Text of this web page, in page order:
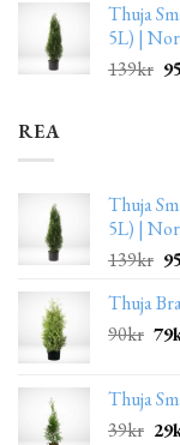
Thuja
5L) |
139kr
REA
Thuja
5L) |
139kr
Thuja
90kr 79
Thuja
39kr 29